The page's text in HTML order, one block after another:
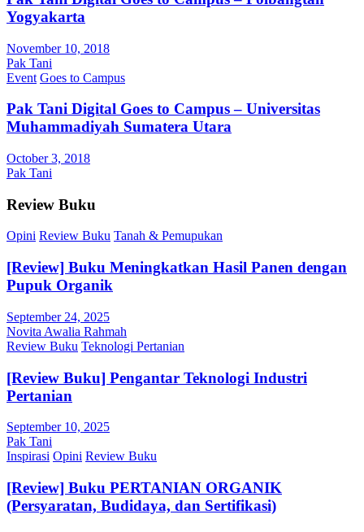
Yogyakarta
November 10, 2018
Pak Tani
Event Goes to Campus
Pak Tani Digital Goes to Campus – Universitas
Muhammadiyah Sumatera Utara
October 3, 2018
Pak Tani
Review Buku
Opini Review Buku Tanah & Pemupukan
[Review] Buku Meningkatkan Hasil Panen dengan
Pupuk Organik
September 24, 2025
Novita Awalia Rahmah
Review Buku Teknologi Pertanian
[Review Buku] Pengantar Teknologi Industri
Pertanian
September 10, 2025
Pak Tani
Inspirasi Opini Review Buku
[Review] Buku PERTANIAN ORGANIK
(Persyaratan, Budidaya, dan Sertifikasi)